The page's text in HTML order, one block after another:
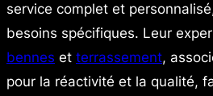
service complet et
besoins spécifiques. Leur
bennes et terrassement,
pour la réactivité et la qualité,